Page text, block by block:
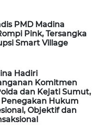
PMD Madina
Pink, Tersangka
Smart Village
Hadiri
Komitmen
dan Kejati Sumut,
Hukum
Objektif dan